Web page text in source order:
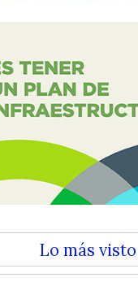
Lo más visto